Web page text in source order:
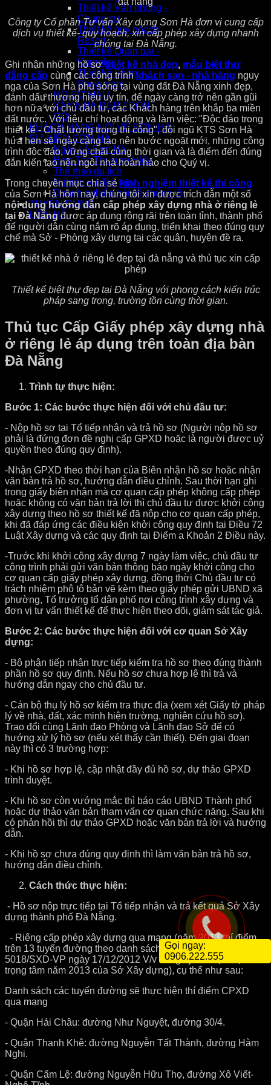
Thiết kế Văn phòng -
Chung cư
Thiết kế quy hoạch
Resort
Thiết kế Quán bar -
Karaoke
Thiết kế Shop -
Showroom
HỒ SƠ MẪU
XÂY NHÀ ĐẸP TRỌN
GÓI
KHÁCH HÀNG NÓI VỀ SƠN HÀ
SỰ KIỆN SƠN HÀ
Ngày Lễ Sơn Hà
Hợp Tác Thương Hiệu
Thể thao du lịch
Nghiệp vụ đào tạo
Doanh nghiệp nói về chúng tôi
TUYỂN DỤNG
LIÊN HỆ
Công ty Cổ phần Tư vấn Xây dựng Sơn Hà đơn vị cung cấp
dịch vụ thiết kế- quy hoạch, xin cấp phép xây dựng nhanh
chóng tại Đà Nẵng.
Ghi nhận những hồ sơthiết kế nhà đẹp, mẫu biệt thự
đẳng cấp cùng các công trìnhkhách sạn - nhà hàng nguy
nga của Sơn Hà phủ sóng tại vùng đất Đà Nẵng xinh đẹp,
đánh dấu thương hiệu uy tín, để ngày càng trở nên gần gũi
hơn nữa với chủ đầu tư, các Khách hàng trên khắp ba miền
đất nước. Với tiêu chí hoạt động và làm việc: "Độc đáo trong
thiết kế - Chất lượng trong thi công", đội ngũ KTS Sơn Hà
hứa hẹn sẽ ngày càng tạo nên bước ngoặt mới, những công
trình độc đáo, vững chãi cùng thời gian và là điểm đến đúng
đắn kiến tạo nên ngôi nhà hoàn hảo cho Quý vị.
Trong chuyên mục chia sẻkinh nghiệm thiết kế thi công
của Sơn Hà hôm nay, chúng tôi xin được trích dẫn một số
nội dung hướng dẫn cấp phép xây dựng nhà ở riêng lẻ
tại Đà Nẵngđược áp dụng rộng rãi trên toàn tỉnh, thành phố
để người dân cùng nắm rõ áp dụng, triển khai theo đúng quy
chế mà Sở - Phòng xây dựng tại các quận, huyện đề ra.
Thiết kế biệt thự đẹp tại Đà Nẵng với phong cách kiến trúc
pháp sang trọng, trường tồn cùng thời gian.
Thủ tục Cấp Giấy phép xây dựng nhà
ở riêng lẻ áp dụng trên toàn địa bàn
Đà Nẵng
Trình tự thực hiện:
Bước 1: Các bước thực hiện đối với chủ đầu tư:
- Nộp hồ sơ tại Tổ tiếp nhận và trả hồ sơ (Người nộp hồ sơ
phải là đứng đơn đề nghị cấp GPXD hoặc là người được uỷ
quyền theo đúng quy định).
-Nhận GPXD theo thời hạn của Biên nhận hồ sơ hoặc nhận
văn bản trả hồ sơ, hướng dẫn điều chỉnh. Sau thời hạn ghi
trong giấy biên nhận mà cơ quan cấp phép không cấp phép
hoặc không có văn bản trả lời thì chủ đầu tư được khởi công
xây dựng theo hồ sơ thiết kế đã nộp cho cơ quan cấp phép,
khi đã đáp ứng các điều kiện khởi công quy định tại Điều 72
Luật Xây dựng và các quy định tại Điểm a Khoản 2 Điều này.
-Trước khi khởi công xây dựng 7 ngày làm việc, chủ đầu tư
công trình phải gửi văn bản thông báo ngày khởi công cho
cơ quan cấp giấy phép xây dựng, đồng thời Chủ đầu tư có
trách nhiệm phô tô bản vẽ kèm theo giấy phép gửi UBND xã
phường, Tổ trưởng tổ dân phố nơi công trình xây dựng và
đơn vị tư vấn thiết kế để thực hiện theo dõi, giám sát tác giả.
Bước 2: Các bước thực hiện đối với cơ quan Sở Xây
dựng:
- Bộ phận tiếp nhận trực tiếp kiểm tra hồ sơ theo đúng thành
phần hồ sơ quy định. Nếu hồ sơ chưa hợp lệ thì trả và
hướng dẫn ngay cho chủ đầu tư.
- Cán bộ thụ lý hồ sơ kiểm tra thực địa (xem xét Giấy tờ pháp
lý về nhà, đất, xác minh hiện trường, nghiên cứu hồ sơ).
Trao đổi cùng Lãnh đạo Phòng và Lãnh đạo Sở để có
hướng xử lý hồ sơ (nếu xét thấy cần thiết). Đến giai đoạn
này thì có 3 trường hợp:
- Khi hồ sơ hợp lệ, cập nhật đầy đủ hồ sơ, dự thảo GPXD
trình duyệt.
- Khi hồ sơ còn vướng mắc thì báo cáo UBND Thành phố
hoặc dự thảo văn bản tham vấn cơ quan chức năng. Sau khi
có phản hồi thì dự thảo GPXD hoặc văn bản trả lời và hướng
dẫn.
- Khi hồ sơ chưa đúng quy định thì làm văn bản trả hồ sơ,
hướng dẫn điều chỉnh.
Cách thức thực hiện:
- Hồ sơ nộp trực tiếp tại Tổ tiếp nhận và trả kết quả Sở Xây
dựng thành phố Đà Nẵng.
- Riêng cấp phép xây dựng qua mạng (năm 2013 thí điểm
trên 13 tuyến đường theo danh sách tại Công văn số
5018/SXD-VP ngày 17/12/2012 V/v đăng ký 3 nhiệm vụ
trọng tâm năm 2013 của Sở Xây dựng), cụ thể như sau:
Danh sách các tuyến đường sẽ thực hiện thí điểm CPXD
qua mạng
- Quận Hải Châu: đường Như Nguyệt, đường 30/4.
- Quận Thanh Khê: đường Nguyễn Tất Thành, đường Hàm
Nghi.
- Quận Cẩm Lệ: đường Nguyễn Hữu Thọ, đường Xô Viết-
Gọi ngay:
0906.222.555